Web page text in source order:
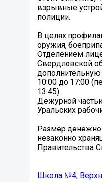
взрывные
полиции.
В целях
оружия,
Отделением
Свердловской
10:00 до 17:00
13:45).
Дежурной
Уральских
Размер
незаконно
Правительства
Школа №4,